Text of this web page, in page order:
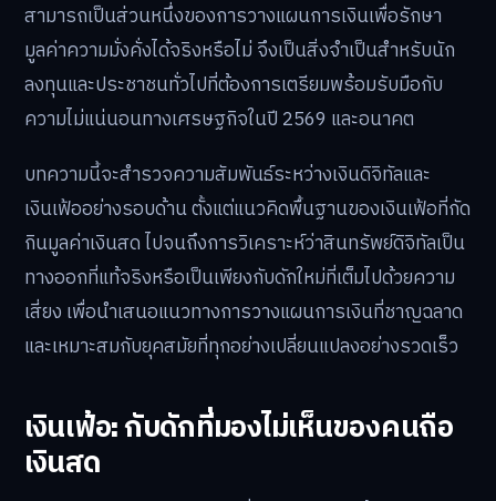
สามารถเป็นส่วนหนึ่งของการวางแผนการเงินเพื่อรักษา
มูลค่าความมั่งคั่งได้จริงหรือไม่ จึงเป็นสิ่งจำเป็นสำหรับนัก
ลงทุนและประชาชนทั่วไปที่ต้องการเตรียมพร้อมรับมือกับ
ความไม่แน่นอนทางเศรษฐกิจในปี 2569 และอนาคต
บทความนี้จะสำรวจความสัมพันธ์ระหว่างเงินดิจิทัลและ
เงินเฟ้ออย่างรอบด้าน ตั้งแต่แนวคิดพื้นฐานของเงินเฟ้อที่กัด
กินมูลค่าเงินสด ไปจนถึงการวิเคราะห์ว่าสินทรัพย์ดิจิทัลเป็น
ทางออกที่แท้จริงหรือเป็นเพียงกับดักใหม่ที่เต็มไปด้วยความ
เสี่ยง เพื่อนำเสนอแนวทางการวางแผนการเงินที่ชาญฉลาด
และเหมาะสมกับยุคสมัยที่ทุกอย่างเปลี่ยนแปลงอย่างรวดเร็ว
เงินเฟ้อ: กับดักที่มองไม่เห็นของคนถือ
เงินสด